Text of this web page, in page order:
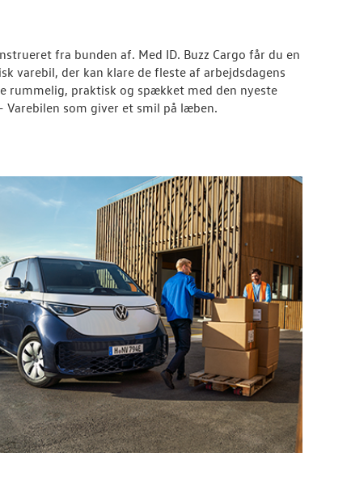
fra bunden af. Med ID. Buzz Cargo får du en
der kan klare de fleste af arbejdsdagens
rummelig, praktisk og spækket med den nyeste
Varebilen som giver et smil på læben.